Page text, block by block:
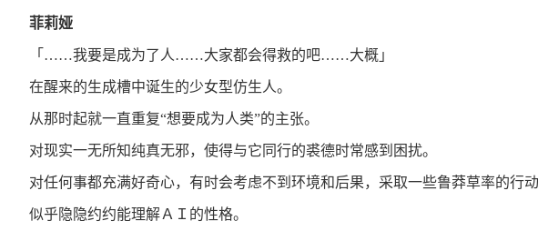
菲莉娅
「……我要是成为了人……大家都会得救的吧……大概」
在醒来的生成槽中诞生的少女型仿生人。
从那时起就一直重复“想要成为人类”的主张。
对现实一无所知纯真无邪，使得与它同行的裘德时常感到困扰。
对任何事都充满好奇心，有时会考虑不到环境和后果，采取一些鲁莽草率的行动
似乎隐隐约约能理解ＡＩ的性格。